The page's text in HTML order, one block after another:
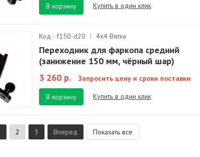
В корзину Купить в один клик
Код - f150-d20 | 4х4 Вятка
Переходник для фаркопа средний
(занижение 150 мм, чёрный шар)
3 260 р.
Запросить цену и сроки поставки
В корзину Купить в один клик
2 3 Вперед Показать все